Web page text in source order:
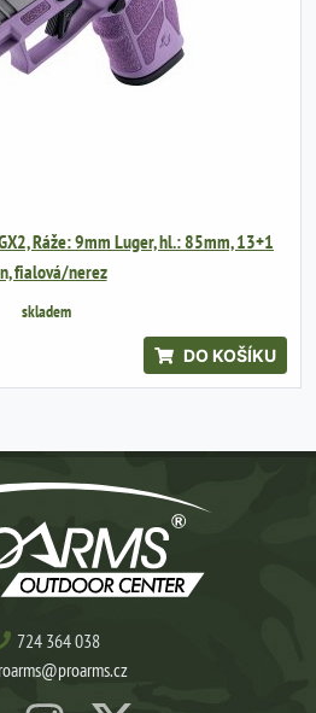
Ráže: 9mm Luger, hl.: 85mm, 13+1
fialová/nerez
skladem
DO KOŠÍKU
724 364 038